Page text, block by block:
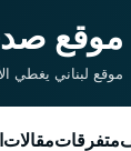
موقع
موقع لبناني يغطي
متفرقاتمقالات